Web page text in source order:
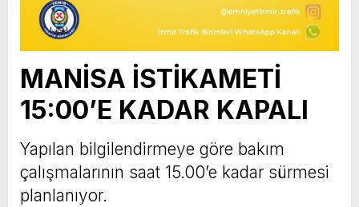
MANİSA İSTİKAMETİ
15:00’E KADAR KAPALI
Yapılan bilgilendirmeye göre bakım
çalışmalarının saat 15.00’e kadar sürmesi
planlanıyor.